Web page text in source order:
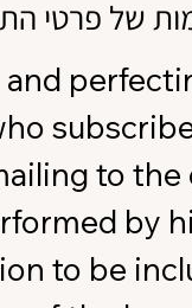
to
by
to be